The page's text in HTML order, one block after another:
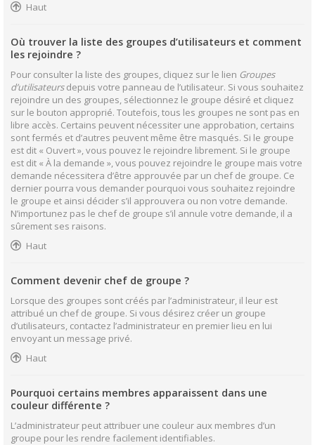
Haut
Où trouver la liste des groupes d’utilisateurs et comment
les rejoindre ?
Pour consulter la liste des groupes, cliquez sur le lien Groupes
d’utilisateursdepuis votre panneau de l’utilisateur. Si vous souhaitez
rejoindre un des groupes, sélectionnez le groupe désiré et cliquez
sur le bouton approprié. Toutefois, tous les groupes ne sont pas en
libre accès. Certains peuvent nécessiter une approbation, certains
sont fermés et d’autres peuvent même être masqués. Si le groupe
est dit « Ouvert », vous pouvez le rejoindre librement. Si le groupe
est dit « À la demande », vous pouvez rejoindre le groupe mais votre
demande nécessitera d’être approuvée par un chef de groupe. Ce
dernier pourra vous demander pourquoi vous souhaitez rejoindre
le groupe et ainsi décider s’il approuvera ou non votre demande.
N’importunez pas le chef de groupe s’il annule votre demande, il a
sûrement ses raisons.
Haut
Comment devenir chef de groupe ?
Lorsque des groupes sont créés par l’administrateur, il leur est
attribué un chef de groupe. Si vous désirez créer un groupe
d’utilisateurs, contactez l’administrateur en premier lieu en lui
envoyant un message privé.
Haut
Pourquoi certains membres apparaissent dans une
couleur différente ?
L’administrateur peut attribuer une couleur aux membres d’un
groupe pour les rendre facilement identifiables.